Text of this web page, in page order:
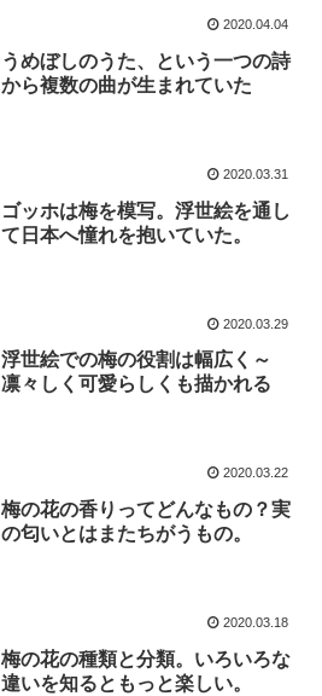
2020.04.04
うめぼしのうた、という一つの詩
から複数の曲が生まれていた
2020.03.31
ゴッホは梅を模写。浮世絵を通し
て日本へ憧れを抱いていた。
2020.03.29
浮世絵での梅の役割は幅広く～
凛々しく可愛らしくも描かれる
2020.03.22
梅の花の香りってどんなもの？実
の匂いとはまたちがうもの。
2020.03.18
梅の花の種類と分類。いろいろな
違いを知るともっと楽しい。